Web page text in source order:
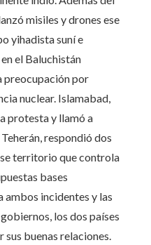
misiles y drones ese
yihadista suní e
el Baluchistán
preocupación por
nuclear. Islamabad,
protesta y llamó a
respondió dos
territorio que controla
bases
ambos incidentes y las
los dos países
buenas relaciones.